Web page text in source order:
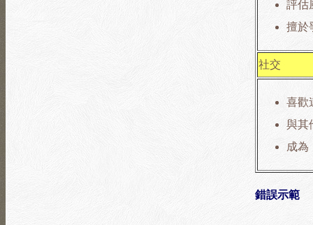
評估
擅於
社交
喜歡
與其
成為
錯誤示範